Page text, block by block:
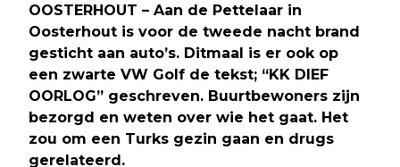
OOSTERHOUT – Aan de Pettelaar in
Oosterhout is voor de tweede nacht brand
gesticht aan auto’s. Ditmaal is er ook op
een zwarte VW Golf de tekst; “KK DIEF
OORLOG” geschreven. Buurtbewoners zijn
bezorgd en weten over wie het gaat. Het
zou om een Turks gezin gaan en drugs
gerelateerd.